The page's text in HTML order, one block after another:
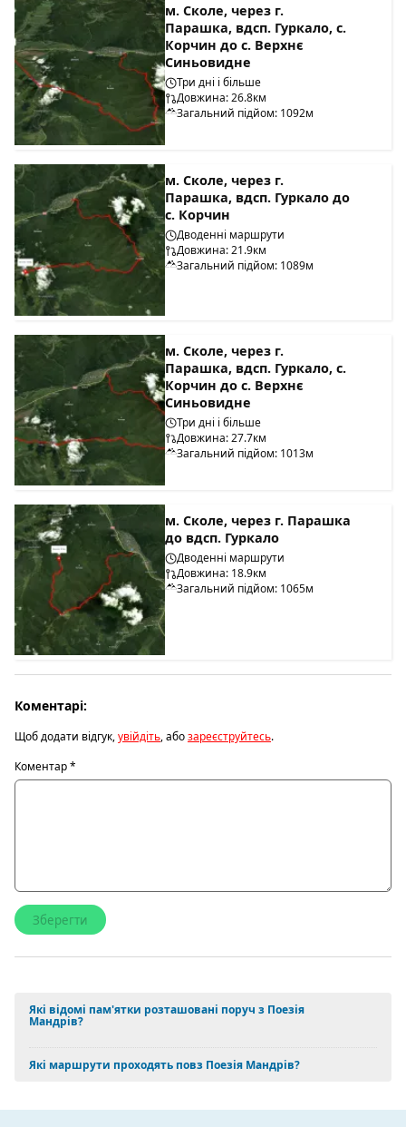
м. Сколе, через г.
Парашка, вдсп. Гуркало, с.
Корчин до с. Верхнє
Синьовидне
Три дні і більше
Довжина: 26.8км
Загальний підйом: 1092м
м. Сколе, через г.
Парашка, вдсп. Гуркало до
с. Корчин
Дводенні маршрути
Довжина: 21.9км
Загальний підйом: 1089м
м. Сколе, через г.
Парашка, вдсп. Гуркало, с.
Корчин до с. Верхнє
Синьовидне
Три дні і більше
Довжина: 27.7км
Загальний підйом: 1013м
м. Сколе, через г. Парашка
до вдсп. Гуркало
Дводенні маршрути
Довжина: 18.9км
Загальний підйом: 1065м
Коментарі:
Щоб додати відгук,увійдіть, абозареєструйтесь.
Коментар*
Які відомі пам'ятки розташовані поруч з Поезія
Мандрів?
Які маршрути проходять повз Поезія Мандрів?